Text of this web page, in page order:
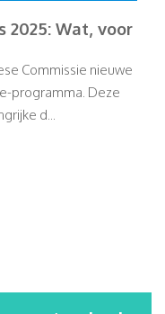
2025: Wat, voor
Commissie nieuwe
programma. Deze
d...